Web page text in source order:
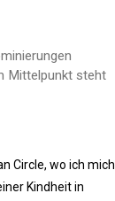
Mittelpunkt steht
Circle, wo ich mich
Kindheit in